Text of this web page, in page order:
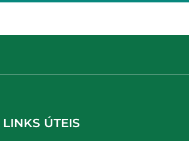
LINKS ÚTEIS